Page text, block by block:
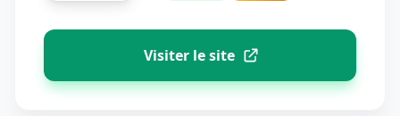
Visiter le site